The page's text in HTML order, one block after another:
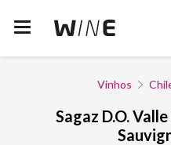
Vinhos
Sagaz D.O.